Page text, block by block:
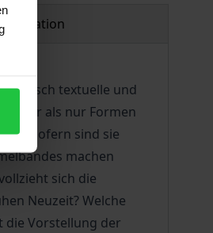
textuelle und
mehr als nur Formen
insofern sind sie
machen
sich die
Neuzeit? Welche
die Vorstellung der